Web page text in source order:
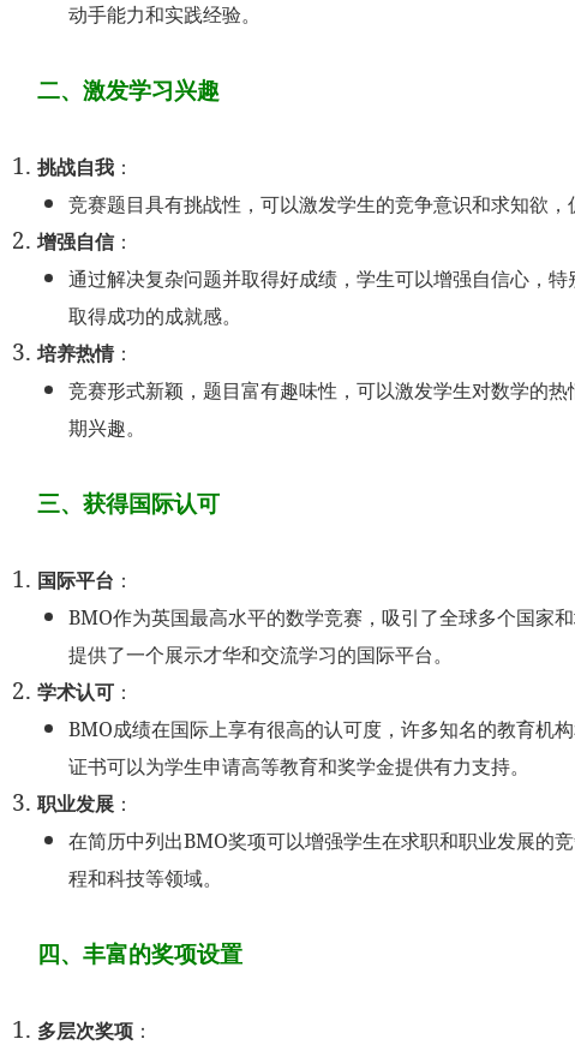
动手能力和实践经验。
二、激发学习兴趣
挑战自我 ：
竞赛题目具有挑战性，可以激发学生的竞争意识和求知欲，
增强自信：
通过解决复杂问题并取得好成绩，学生可以增强自信心，
取得成功的成就感。
培养热情：
竞赛形式新颖，题目富有趣味性，可以激发学生对数学的
期兴趣。
三、获得国际认可
国际平台 ：
BMO作为英国最高水平的数学竞赛，吸引了全球多个国家
提供了一个展示才华和交流学习的国际平台。
学术认可 ：
BMO成绩在国际上享有很高的认可度，许多知名的教育机
证书可以为学生申请高等教育和奖学金提供有力支持。
职业发展 ：
在简历中列出BMO奖项可以增强学生在求职和职业发展的
程和科技等领域。
四、丰富的奖项设置
多层次奖项 ：